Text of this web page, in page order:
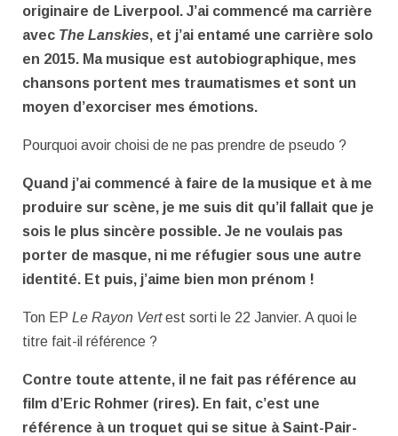
originaire de Liverpool. J’ai commencé ma carrière
avec The Lanskies, et j’ai entamé une carrière solo
en 2015. Ma musique est autobiographique, mes
chansons portent mes traumatismes et sont un
moyen d’exorciser mes émotions.
Pourquoi avoir choisi de ne pas prendre de pseudo ?
Quand j’ai commencé à faire de la musique et à me
produire sur scène, je me suis dit qu’il fallait que je
sois le plus sincère possible. Je ne voulais pas
porter de masque, ni me réfugier sous une autre
identité. Et puis, j’aime bien mon prénom !
Ton EP Le Rayon Vertest sorti le 22 Janvier. A quoi le
titre fait-il référence ?
Contre toute attente, il ne fait pas référence au
film d’Eric Rohmer (rires). En fait, c’est une
référence à un troquet qui se situe à Saint-Pair-